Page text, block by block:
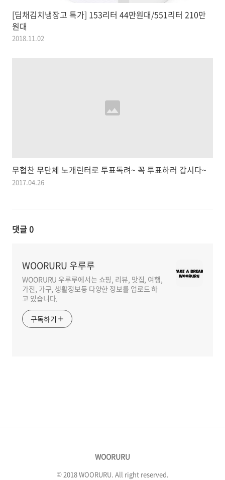
[딤채김치냉장고 특가] 153리터 44만원대/551리터 210만
원대
2018.11.02
무협찬 무단체 노개린터로 투표독려~ 꼭 투표하러 갑시다~
2017.04.26
댓글0
WOORURU 우루루
WOORURU 우루루에서는 쇼핑, 리뷰, 맛집, 여행,
가전, 가구, 생활정보등 다양한 정보를 업로드 하
고 있습니다.
구독하기
WOORURU
© 2018 WOORURU. All right reserved.